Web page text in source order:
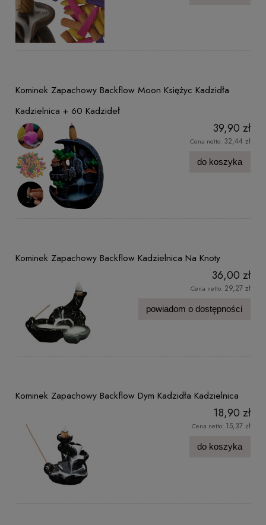
Kominek Zapachowy Backflow Moon Księżyc Kadzidła
Kadzielnica + 60 Kadzideł
39,90 zł
Cena netto: 32,44 zł
do koszyka
Kominek Zapachowy Backflow Kadzielnica Na Knoty
36,00 zł
Cena netto: 29,27 zł
powiadom o dostępności
Kominek Zapachowy Backflow Dym Kadzidła Kadzielnica
18,90 zł
Cena netto: 15,37 zł
do koszyka